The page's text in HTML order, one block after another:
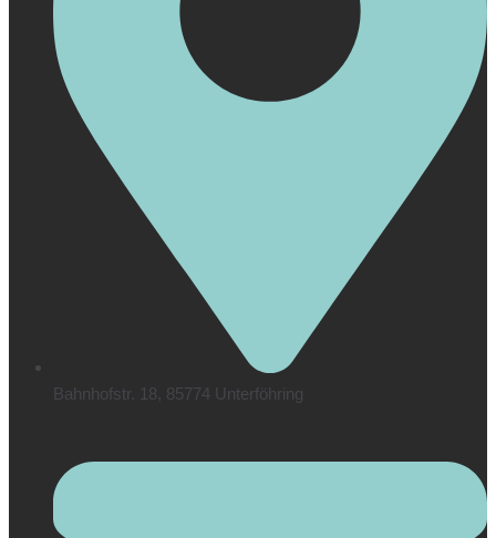
Bahnhofstr. 18, 85774 Unterföhring